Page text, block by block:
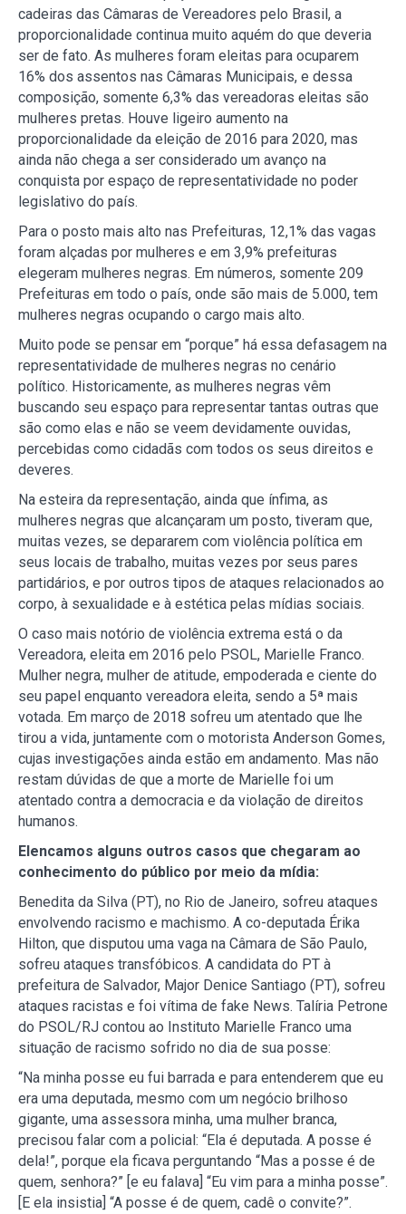
cadeiras das Câmaras de Vereadores pelo Brasil, a
proporcionalidade continua muito aquém do que deveria
ser de fato. As mulheres foram eleitas para ocuparem
16% dos assentos nas Câmaras Municipais, e dessa
composição, somente 6,3% das vereadoras eleitas são
mulheres pretas. Houve ligeiro aumento na
proporcionalidade da eleição de 2016 para 2020, mas
ainda não chega a ser considerado um avanço na
conquista por espaço de representatividade no poder
legislativo do país.
Para o posto mais alto nas Prefeituras, 12,1% das vagas
foram alçadas por mulheres e em 3,9% prefeituras
elegeram mulheres negras. Em números, somente 209
Prefeituras em todo o país, onde são mais de 5.000, tem
mulheres negras ocupando o cargo mais alto.
Muito pode se pensar em “porque” há essa defasagem na
representatividade de mulheres negras no cenário
político. Historicamente, as mulheres negras vêm
buscando seu espaço para representar tantas outras que
são como elas e não se veem devidamente ouvidas,
percebidas como cidadãs com todos os seus direitos e
deveres.
Na esteira da representação, ainda que ínfima, as
mulheres negras que alcançaram um posto, tiveram que,
muitas vezes, se depararem com violência política em
seus locais de trabalho, muitas vezes por seus pares
partidários, e por outros tipos de ataques relacionados ao
corpo, à sexualidade e à estética pelas mídias sociais.
O caso mais notório de violência extrema está o da
Vereadora, eleita em 2016 pelo PSOL, Marielle Franco.
Mulher negra, mulher de atitude, empoderada e ciente do
seu papel enquanto vereadora eleita, sendo a 5ª mais
votada. Em março de 2018 sofreu um atentado que lhe
tirou a vida, juntamente com o motorista Anderson Gomes,
cujas investigações ainda estão em andamento. Mas não
restam dúvidas de que a morte de Marielle foi um
atentado contra a democracia e da violação de direitos
humanos.
Elencamos alguns outros casos que chegaram ao
conhecimento do público por meio da mídia:
Benedita da Silva (PT), no Rio de Janeiro, sofreu ataques
envolvendo racismo e machismo. A co-deputada Érika
Hilton, que disputou uma vaga na Câmara de São Paulo,
sofreu ataques transfóbicos. A candidata do PT à
prefeitura de Salvador, Major Denice Santiago (PT), sofreu
ataques racistas e foi vítima de fake News. Talíria Petrone
do PSOL/RJ contou ao Instituto Marielle Franco uma
situação de racismo sofrido no dia de sua posse:
“Na minha posse eu fui barrada e para entenderem que eu
era uma deputada, mesmo com um negócio brilhoso
gigante, uma assessora minha, uma mulher branca,
precisou falar com a policial: “Ela é deputada. A posse é
dela!”, porque ela ficava perguntando “Mas a posse é de
quem, senhora?” [e eu falava] “Eu vim para a minha posse”.
[E ela insistia] “A posse é de quem, cadê o convite?”.